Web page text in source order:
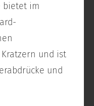
bietet im
und ist
und